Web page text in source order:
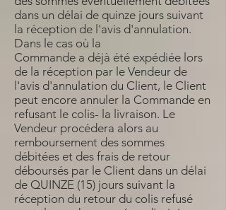
dans un délai de quinze jours suivant
la réception de l'avis d'annulation.
Dans le cas où la
Commande a déjà été expédiée lors
de la réception par le Vendeur de
l'avis d'annulation du Client, le Client
peut encore annuler la Commande en
refusant le colis- la livraison. Le
Vendeur procédera alors au
remboursement des sommes
débitées et des frais de retour
déboursés par le Client dans un délai
de QUINZE (15) jours suivant la
réception du retour du colis refusé